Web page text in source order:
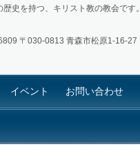
史を持つ、キリスト教の教会です。
〒030-0813 青森市松原1-16-27
イベント お問い合わせ